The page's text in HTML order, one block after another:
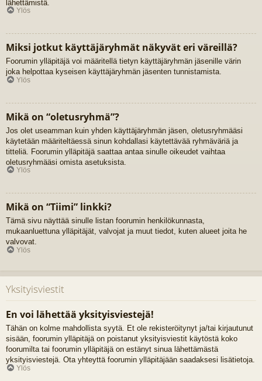
lähettämistä.
Ylös
Miksi jotkut käyttäjäryhmät näkyvät eri väreillä?
Foorumin ylläpitäjä voi määritellä tietyn käyttäjäryhmän jäsenille värin
joka helpottaa kyseisen käyttäjäryhmän jäsenten tunnistamista.
Ylös
Mikä on “oletusryhmä”?
Jos olet useamman kuin yhden käyttäjäryhmän jäsen, oletusryhmääsi
käytetään määriteltäessä sinun kohdallasi käytettävää ryhmäväriä ja
titteliä. Foorumin ylläpitäjä saattaa antaa sinulle oikeudet vaihtaa
oletusryhmääsi omista asetuksista.
Ylös
Mikä on “Tiimi” linkki?
Tämä sivu näyttää sinulle listan foorumin henkilökunnasta,
mukaanluettuna ylläpitäjät, valvojat ja muut tiedot, kuten alueet joita he
valvovat.
Ylös
Yksityisviestit
En voi lähettää yksityisviestejä!
Tähän on kolme mahdollista syytä. Et ole rekisteröitynyt ja/tai kirjautunut
sisään, foorumin ylläpitäjä on poistanut yksityisviestit käytöstä koko
foorumilta tai foorumin ylläpitäjä on estänyt sinua lähettämästä
yksityisviestejä. Ota yhteyttä foorumin ylläpitäjään saadaksesi lisätietoja.
Ylös